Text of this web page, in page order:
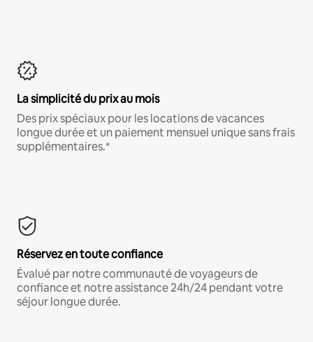
La simplicité du prix au mois
Des prix spéciaux pour les locations de vacances
longue durée et un paiement mensuel unique sans frais
supplémentaires.*
Réservez en toute confiance
Évalué par notre communauté de voyageurs de
confiance et notre assistance 24h/24 pendant votre
séjour longue durée.